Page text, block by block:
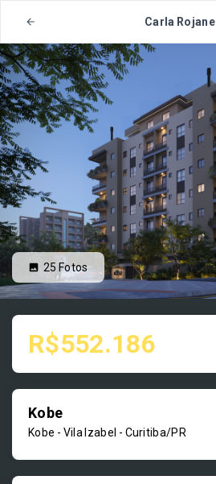
Carla Rojane
25 Fotos
R$552.186
Kobe
Kobe - Vila Izabel - Curitiba/PR